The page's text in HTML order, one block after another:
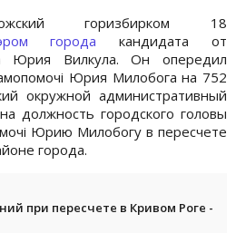
горизбирком 18
города кандидата от
Юрия Вилкула. Он опередил
Юрия Милобога на 752
окружной административный
должность городского головы
Юрию Милобогу в пересчете
города.
при пересчете в Кривом Роге -